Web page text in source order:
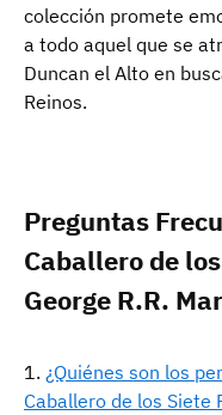
colección promete
a todo aquel que se
Duncan el Alto en
Reinos.
Preguntas
Caballero de
George R.R.
¿Quiénes son los
Caballero de los Siete